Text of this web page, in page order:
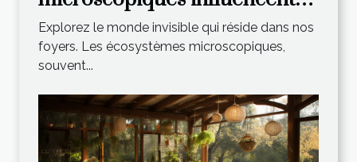
ils notre environnement
domestique ?
Explorez le monde invisible qui réside dans nos
foyers. Les écosystèmes microscopiques,
souvent...